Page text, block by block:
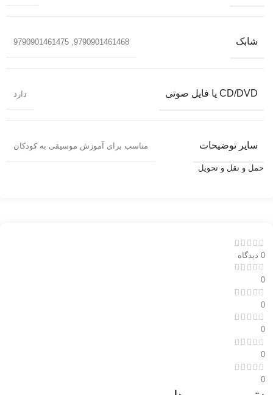
شابک 9790901461468
9790901461475
CD/DVD یا فایل صوتی دارد
سایر توضیحات مناسب برای آموزش موسیقی به کودکان
حمل و نقل و تحویل
0 دیدگاه
0
0
0
0
0